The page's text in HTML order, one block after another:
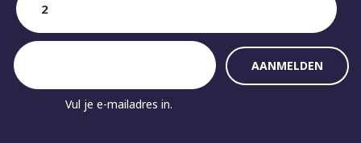
Vul je e-mailadres in.